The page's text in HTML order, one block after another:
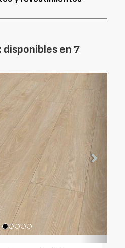
disponibles en 7